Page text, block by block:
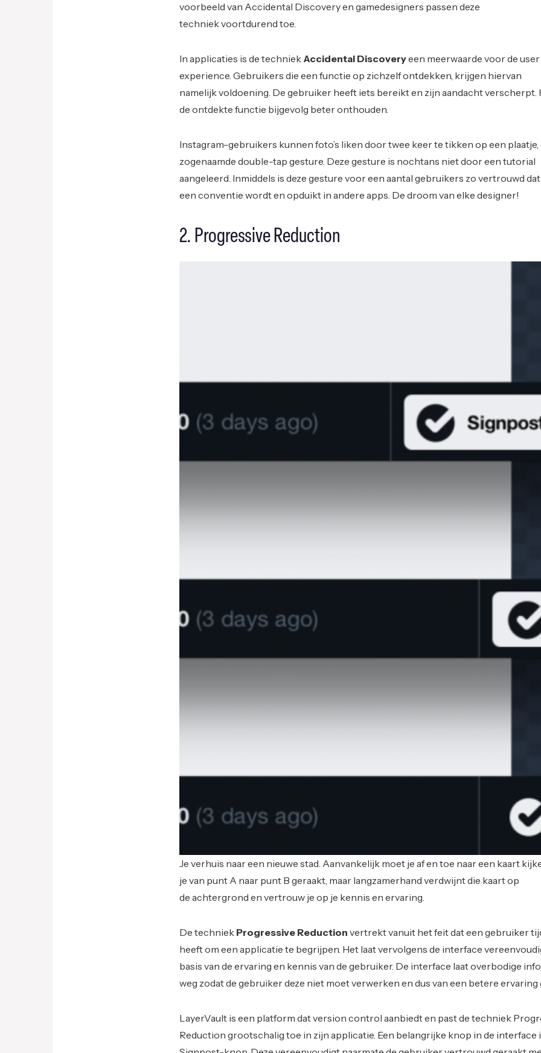
voorbeeld van Accidental Discovery en gamedesigners passen deze
techniek voortdurend toe.
In applicaties is de techniek Accidental Discoveryeen meerwaarde voor de user
experience. Gebruikers die een functie op zichzelf ontdekken, krijgen hiervan
namelijk voldoening. De gebruiker heeft iets bereikt en zijn aandacht verscherpt.
de ontdekte functie bijgevolg beter onthouden.
Instagram-gebruikers kunnen foto’s liken door twee keer te tikken op een plaatje,
zogenaamde double-tap gesture. Deze gesture is nochtans niet door een tutorial
aangeleerd. Inmiddels is deze gesture voor een aantal gebruikers zo vertrouwd
een conventie wordt en opduikt in andere apps. De droom van elke designer!
2. Progressive Reduction
Je verhuis naar een nieuwe stad. Aanvankelijk moet je af en toe naar een kaart
je van punt A naar punt B geraakt, maar langzamerhand verdwijnt die kaart op
de achtergrond en vertrouw je op je kennis en ervaring.
De techniek Progressive Reduction vertrekt vanuit het feit dat een gebruiker
heeft om een applicatie te begrijpen. Het laat vervolgens de interface
basis van de ervaring en kennis van de gebruiker. De interface laat overbodige
weg zodat de gebruiker deze niet moet verwerken en dus van een betere ervaring
LayerVault is een platform dat version control aanbiedt en past de techniek
Reduction grootschalig toe in zijn applicatie. Een belangrijke knop in de interface